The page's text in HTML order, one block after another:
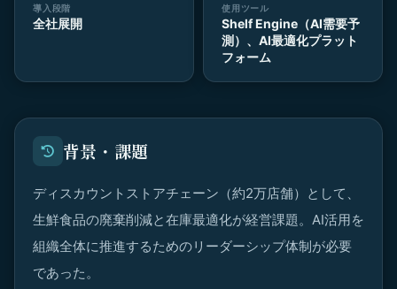
導入段階
全社展開
使用ツール
Shelf Engine（AI需要予
測）、AI最適化プラット
フォーム
背景・課題
ディスカウントストアチェーン（約2万店舗）として、
生鮮食品の廃棄削減と在庫最適化が経営課題。AI活用を
組織全体に推進するためのリーダーシップ体制が必要
であった。